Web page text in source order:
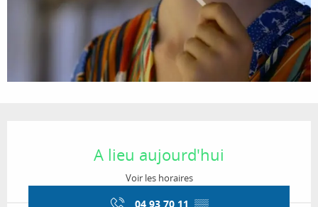
A lieu aujourd'hui
Voir les horaires
04 93 70 11 ▒▒